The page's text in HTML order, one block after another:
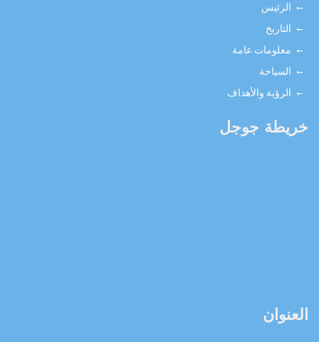
الرئيس
التاريخ
معلومات عامة
السياحة
الرؤية والأهداف
جوجل